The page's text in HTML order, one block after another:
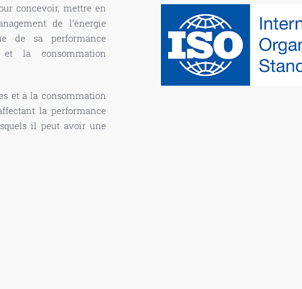
concevoir, mettre en
de l’énergie
de sa performance
et la consommation
et à la consommation
la performance
il peut avoir une